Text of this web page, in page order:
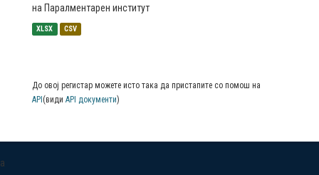
на Паралментарен институт
XLSX CSV
До овој регистар можете исто така да пристапите со помош на
API (види API документи)
a